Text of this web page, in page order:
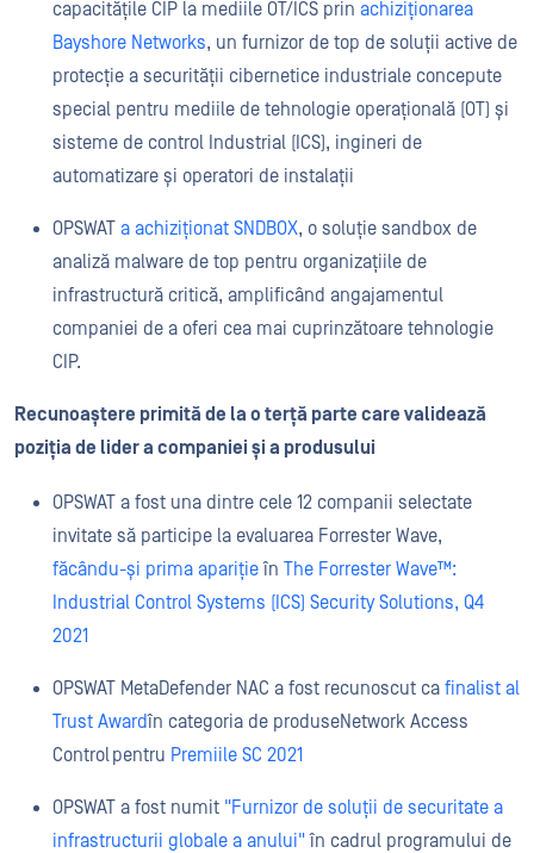
capacitățile CIP la mediile OT/ICS prin achiziționarea
Bayshore Networks, un furnizor de top de soluții active de
protecție a securității cibernetice industriale concepute
special pentru mediile de tehnologie operațională (OT) și
sisteme de control Industrial (ICS), ingineri de
automatizare și operatori de instalații
OPSWAT a achiziționat SNDBOX, o soluție sandbox de
analiză malware de top pentru organizațiile de
infrastructură critică, amplificând angajamentul
companiei de a oferi cea mai cuprinzătoare tehnologie
CIP.
Recunoaștere primită de la o terță parte care validează
poziția de lider a companiei și a produsului
OPSWAT a fost una dintre cele 12 companii selectate
invitate să participe la evaluarea Forrester Wave,
făcându-și prima aparițieîn The Forrester Wave™:
Industrial Control Systems (ICS) Security Solutions, Q4
2021
OPSWAT MetaDefender NAC a fost recunoscut ca finalist al
Trust Awardîn categoria de produseNetwork Access
Control pentru Premiile SC 2021
OPSWAT a fost numit "Furnizor de soluții de securitate a
infrastructurii globale a anului"în cadrul programului de